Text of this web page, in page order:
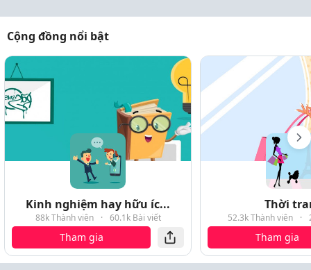
Cộng đồng nổi bật
Kinh nghiệm hay hữu íc...
88k Thành viên · 60.1k Bài viết
Tham gia
Thời
52.3k Thành viên ·
Tham gia